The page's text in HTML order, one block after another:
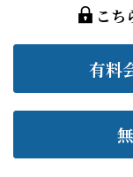
こち
有料